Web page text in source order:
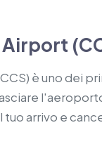
è uno dei
arrivo e